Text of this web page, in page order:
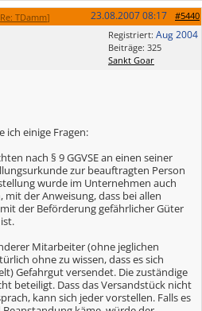
Re: TDamm] #5440
23.08.200708:17
Registriert: Aug 2004
Beiträge: 325
Sankt Goar
ich einige Fragen:
nach § 9 GGVSE an einen seiner
zur beauftragten Person
wurde im Unternehmen auch
der Anweisung, dass bei allen
der Beförderung gefährlicher Güter
Mitarbeiter (ohne jeglichen
ohne zu wissen, dass es sich
Gefahrgut versendet. Die zuständige
beteiligt. Dass das Versandstück nicht
kann sich jeder vorstellen. Falls es